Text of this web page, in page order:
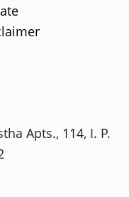
Apts., 114, I. P.